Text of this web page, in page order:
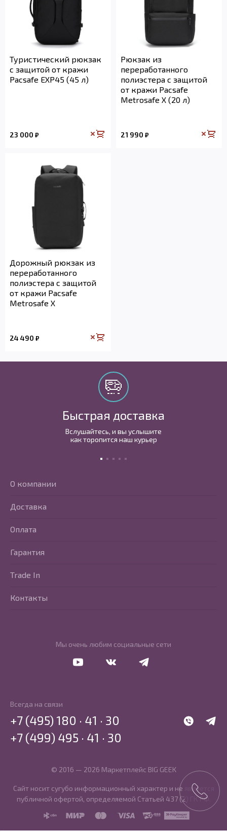
Туристический рюкзак
с защитой от кражи
Pacsafe EXP45 (45 л)
23 000 ₽
Рюкзак из
переработанного
полиэстера с защитой
от кражи Pacsafe
Metrosafe X (20 л)
21 990 ₽
Дорожный рюкзак из
переработанного
полиэстера с защитой
от кражи Pacsafe
Metrosafe X
24 490 ₽
Быстрая доставка
Вслушайтесь, и вы услышите
как торопится наш курьер
Мы очень любим социальные сети
О компании
Доставка
Оплата
Гарантия
Trade In
Контакты
Всегда на связи
WhatsApp
+7 (495) 180 · 41 · 30
+7 (499) 495 · 41 · 30
© 2016 — 2026 Маркетплейс BIG GEEK
Сайт носит сугубо информационный характер и не является
публичной офертой, определяемой Статьей 437 (2) ГК РФ.
SBP
MIR MasterCard
Visa PCI DSS PayKeeper